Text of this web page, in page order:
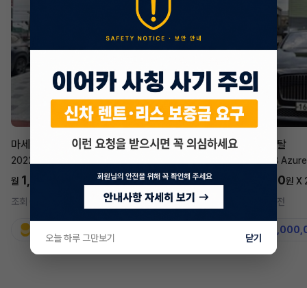
승계 매니저
한태현
마세라티 르반떼
2022년
월 1,697,700 원 X24개월
조회 672
벤틀리 컨티넨탈
4.0 V8 Azure
5,577,270원 X
2주 전
오늘 하루 그만보기 닫기